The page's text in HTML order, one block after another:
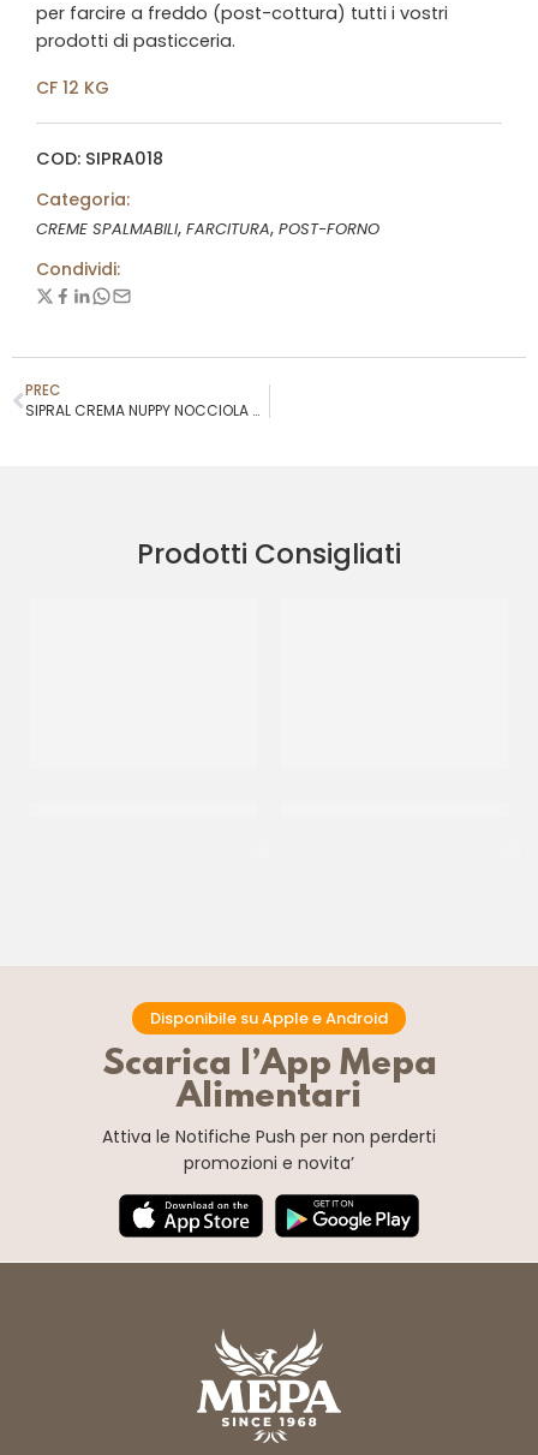
per farcire a freddo (post-cottura) tutti i vostri
prodotti di pasticceria.
CF 12 KG
COD: SIPRA018
Categoria:
CREME SPALMABILI, FARCITURA, POST-FORNO
Condividi:
PREC
SIPRAL CREMA NUPPY NOCCIOLA BIANCA LABO
Prodotti Consigliati
Disponibile su Apple e Android
Scarica l’App Mepa
Alimentari
Attiva le Notifiche Push per non perderti
promozioni e novita’